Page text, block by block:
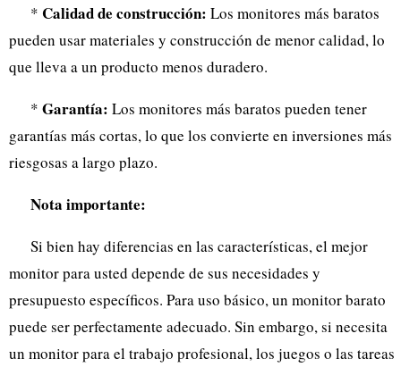
* Calidad de construcción: Los monitores más baratos
pueden usar materiales y construcción de menor calidad, lo
que lleva a un producto menos duradero.
* Garantía: Los monitores más baratos pueden tener
garantías más cortas, lo que los convierte en inversiones más
riesgosas a largo plazo.
Nota importante:
Si bien hay diferencias en las características, el mejor
monitor para usted depende de sus necesidades y
presupuesto específicos. Para uso básico, un monitor barato
puede ser perfectamente adecuado. Sin embargo, si necesita
un monitor para el trabajo profesional, los juegos o las tareas